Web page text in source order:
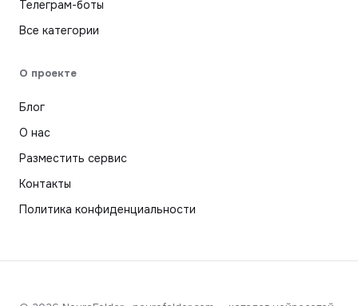
Телеграм-боты
Все категории
О проекте
Блог
О нас
Разместить сервис
Контакты
Политика конфиденциальности